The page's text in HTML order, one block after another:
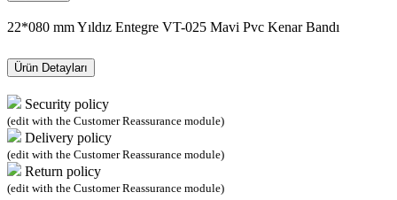
22*080 mm Yıldız Entegre VT-025 Mavi Pvc Kenar Bandı
Ürün Detayları
Security policy
(edit with the Customer Reassurance module)
Delivery policy
(edit with the Customer Reassurance module)
Return policy
(edit with the Customer Reassurance module)